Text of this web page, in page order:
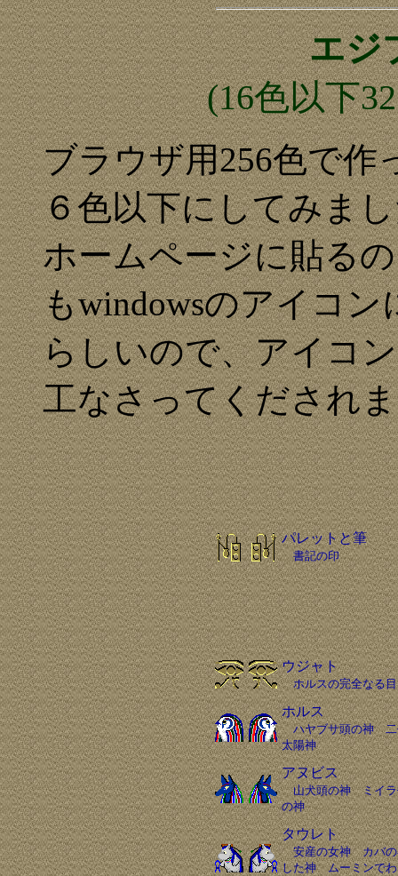
エジ
(16色以下
ブラウザ用256色で作
６色以下にしてみま
ホームページに貼る
もwindowsのアイコ
らしいので、アイコ
工なさってくだされ
パレットと筆
書記の印
ウジャト
ホルスの完全なる目
ホルス
ハヤブサ頭の神 二
太陽神
アヌビス
山犬頭の神 ミイラ
の神
タウレト
安産の女神 カバの
した神 ムーミンで